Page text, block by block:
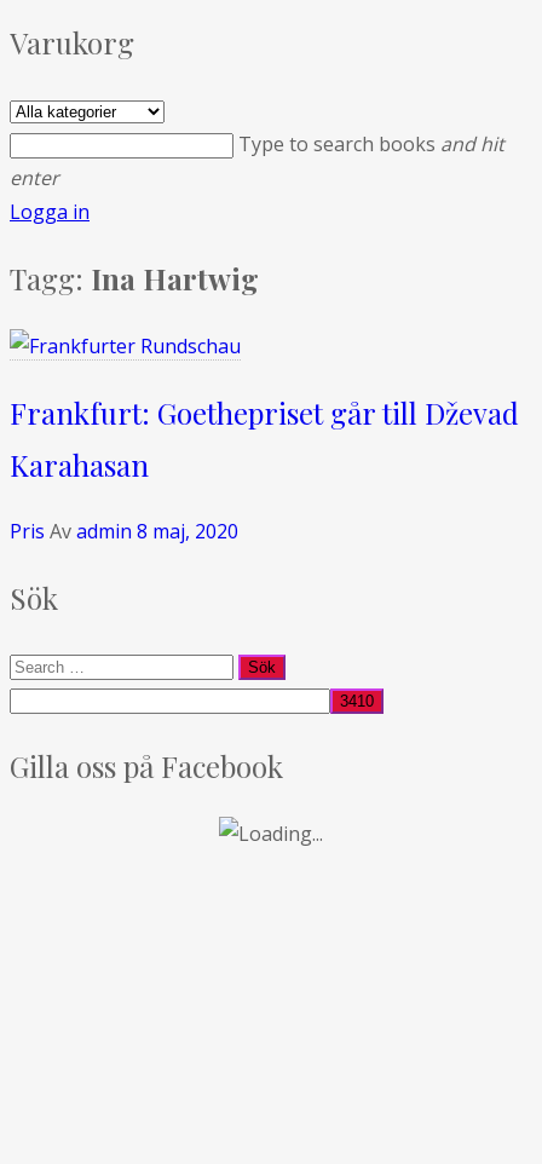
Varukorg
Type to search books and hit
enter
Logga in
Tagg: Ina Hartwig
Frankfurt: Goethepriset går till Dževad
Karahasan
Pris Avadmin 8 maj, 2020
Sök
Gilla oss på Facebook